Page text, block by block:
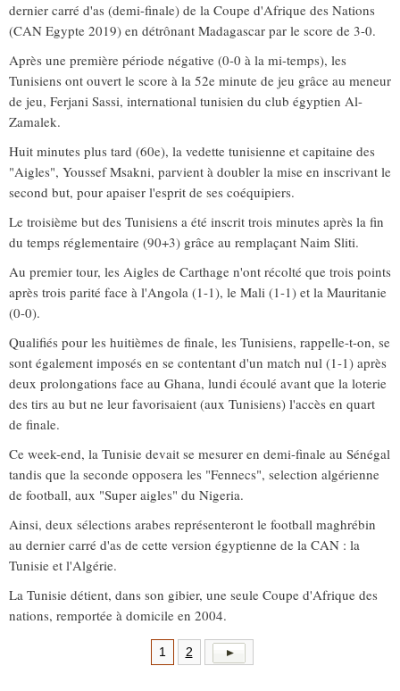
dernier carré d'as (demi-finale) de la Coupe d'Afrique des Nations
(CAN Egypte 2019) en détrônant Madagascar par le score de 3-0.
Après une première période négative (0-0 à la mi-temps), les
Tunisiens ont ouvert le score à la 52e minute de jeu grâce au meneur
de jeu, Ferjani Sassi, international tunisien du club égyptien Al-
Zamalek.
Huit minutes plus tard (60e), la vedette tunisienne et capitaine des
"Aigles", Youssef Msakni, parvient à doubler la mise en inscrivant le
second but, pour apaiser l'esprit de ses coéquipiers.
Le troisième but des Tunisiens a été inscrit trois minutes après la fin
du temps réglementaire (90+3) grâce au remplaçant Naim Sliti.
Au premier tour, les Aigles de Carthage n'ont récolté que trois points
après trois parité face à l'Angola (1-1), le Mali (1-1) et la Mauritanie
(0-0).
Qualifiés pour les huitièmes de finale, les Tunisiens, rappelle-t-on, se
sont également imposés en se contentant d'un match nul (1-1) après
deux prolongations face au Ghana, lundi écoulé avant que la loterie
des tirs au but ne leur favorisaient (aux Tunisiens) l'accès en quart
de finale.
Ce week-end, la Tunisie devait se mesurer en demi-finale au Sénégal
tandis que la seconde opposera les "Fennecs", selection algérienne
de football, aux "Super aigles" du Nigeria.
Ainsi, deux sélections arabes représenteront le football maghrébin
au dernier carré d'as de cette version égyptienne de la CAN : la
Tunisie et l'Algérie.
La Tunisie détient, dans son gibier, une seule Coupe d'Afrique des
nations, remportée à domicile en 2004.
1 2